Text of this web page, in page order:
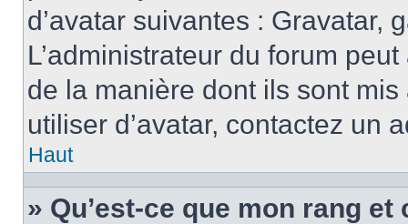
d’avatar suivantes : Gravatar,
L’administrateur du forum
de la manière dont ils sont
utiliser d’avatar, contactez un
Haut
» Qu’est-ce que mon rang